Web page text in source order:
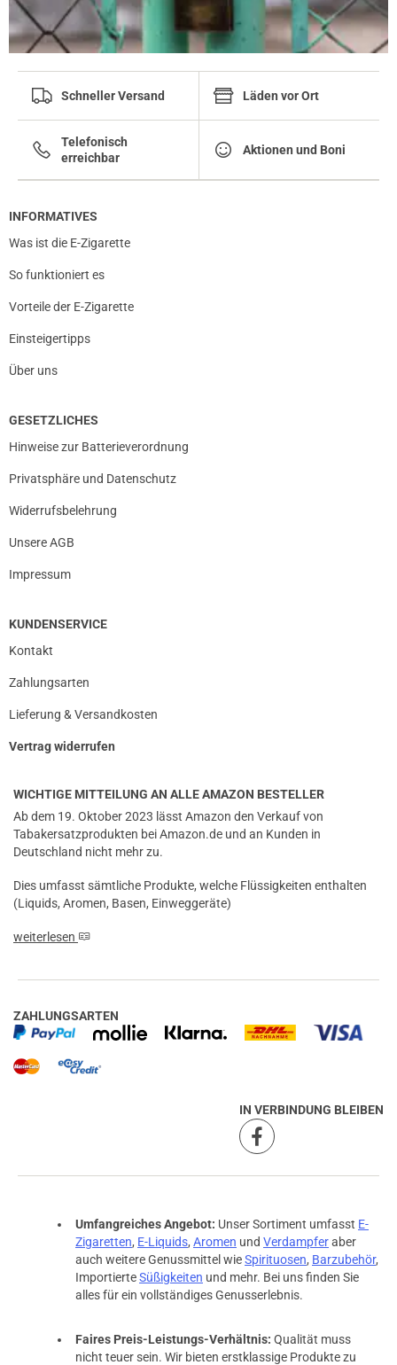
next
Schneller Versand Läden vor Ort
Telefonisch
erreichbar
Aktionen und Boni
INFORMATIVES
Was ist die E-Zigarette
So funktioniert es
Vorteile der E-Zigarette
Einsteigertipps
Über uns
GESETZLICHES
Hinweise zur Batterieverordnung
Privatsphäre und Datenschutz
Widerrufsbelehrung
Unsere AGB
Impressum
KUNDENSERVICE
Kontakt
Zahlungsarten
Lieferung & Versandkosten
Vertrag widerrufen
WICHTIGE MITTEILUNG AN ALLE AMAZON BESTELLER
Ab dem 19. Oktober 2023 lässt Amazon den Verkauf von
Tabakersatzprodukten bei Amazon.de und an Kunden in
Deutschland nicht mehr zu.
Dies umfasst sämtliche Produkte, welche Flüssigkeiten enthalten
(Liquids, Aromen, Basen, Einweggeräte)
weiterlesen
ZAHLUNGSARTEN
IN VERBINDUNG BLEIBEN
Umfangreiches Angebot: Unser Sortiment umfasst E-
Zigaretten, E-Liquids, Aromen und Verdampferaber
auch weitere Genussmittel wieSpirituosen, Barzubehör,
ImportierteSüßigkeiten und mehr. Bei uns finden Sie
alles für ein vollständiges Genusserlebnis.
Faires Preis-Leistungs-Verhältnis: Qualität muss
nicht teuer sein. Wir bieten erstklassige Produkte zu